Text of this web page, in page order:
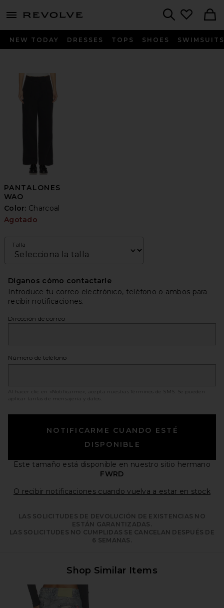
menu - shows more content
NEW TODAY DRESSES TOPS SHOES SWIMSUITS
PANTALONES
WAO
Color: Charcoal
Agotado
Talla
Díganos cómo contactarle
Introduce tu correo electrónico, teléfono o ambos para
recibir notificaciones.
Dirección de correo
Número de teléfono
Al hacer clic en «Notificarme», acepta nuestras Términos de SMS
. Se pueden
aplicar tarifas de mensajería y datos.
NOTIFICARME CUANDO ESTÉ
DISPONIBLE
Este tamaño está disponible en nuestro sitio hermano
FWRD
O recibir notificaciones cuando vuelva a estar en stock
LAS SOLICITUDES DE DEVOLUCIÓN DE EXISTENCIAS NO
ESTÁN GARANTIZADAS.
LAS SOLICITUDES NO CUMPLIDAS SE CANCELAN DESPUÉS DE
6 SEMANAS.
Shop Similar Items